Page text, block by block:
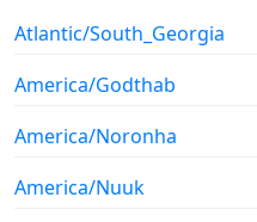
Atlantic/South_Georgia
America/Godthab
America/Noronha
America/Nuuk